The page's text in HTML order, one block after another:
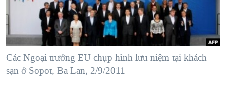
"Tìm"
NGƯỜI VIỆT HẢI NGOẠI
ĐỜI SỐNG
KINH TẾ
KHOA HỌC
TẠI
HÀNH TRÌNH BẦU CỬ 2024
MỘT NĂM CHIẾN TRANH TẠI DẢI GAZA
GIẢI MÃ VÀNH ĐAI & CON ĐƯỜNG
NGÀY TỊ NẠN THẾ GIỚI
MẠNG XÃ HỘI
Các Ngoại trưởng EU chụp hình lưu niệm tại khách
sạn ở Sopot, Ba Lan, 2/9/2011